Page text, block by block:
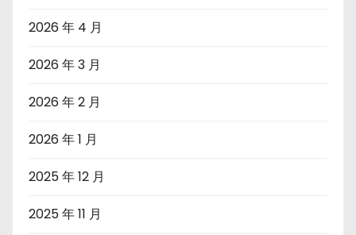
2026 年 4 月
2026 年 3 月
2026 年 2 月
2026 年 1 月
2025 年 12 月
2025 年 11 月